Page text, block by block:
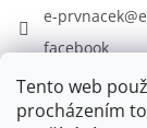
Tento web
procházením
e-prvnacek@
facebook
eprvnacek